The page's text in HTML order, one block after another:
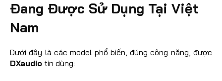
Đang Được Sử Dụng Tại Việt
Nam
Dưới đây là các model phổ biến, đúng công năng, được
DXaudio tin dùng: